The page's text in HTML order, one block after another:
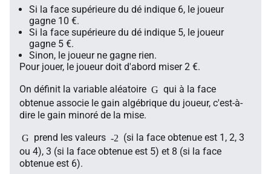
Si la face supérieure du dé indique 6, le joueur
gagne 10 €.
Si la face supérieure du dé indique 5, le joueur
gagne 5 €.
Sinon, le joueur ne gagne rien.
Pour jouer, le joueur doit d'abord miser 2 €.
On définit la variable aléatoire G qui à la face
obtenue associe le gain algébrique du joueur, c'est-à-
dire le gain minoré de la mise.
G prend les valeurs -2 (si la face obtenue est 1, 2, 3
ou 4), 3 (si la face obtenue est 5) et 8 (si la face
obtenue est 6).